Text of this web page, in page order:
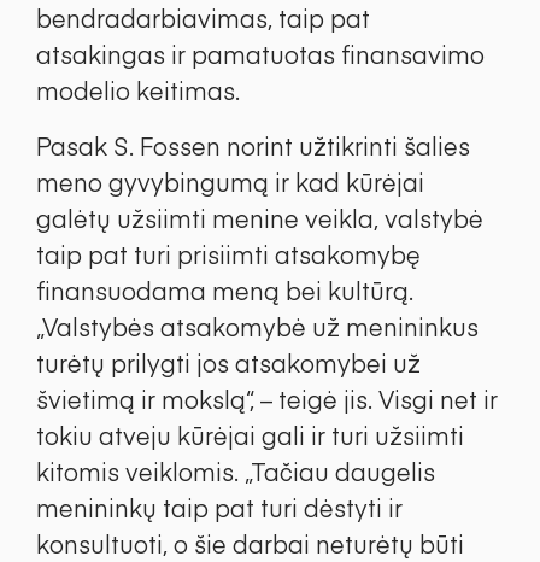
bendradarbiavimas, taip pat
atsakingas ir pamatuotas finansavimo
modelio keitimas.
Pasak S. Fossen norint užtikrinti šalies
meno gyvybingumą ir kad kūrėjai
galėtų užsiimti menine veikla, valstybė
taip pat turi prisiimti atsakomybę
finansuodama meną bei kultūrą.
„Valstybės atsakomybė už menininkus
turėtų prilygti jos atsakomybei už
švietimą ir mokslą“, – teigė jis. Visgi net ir
tokiu atveju kūrėjai gali ir turi užsiimti
kitomis veiklomis. „Tačiau daugelis
menininkų taip pat turi dėstyti ir
konsultuoti, o šie darbai neturėtų būti